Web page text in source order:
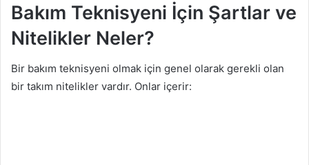
Bakım Teknisyeni İçin Şartlar ve
Nitelikler Neler?
Bir bakım teknisyeni olmak için genel olarak gerekli olan
bir takım nitelikler vardır. Onlar içerir: